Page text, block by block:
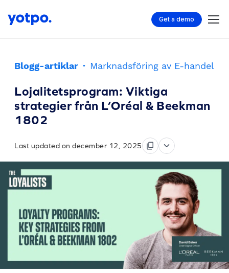
Get a demo
Blogg-artiklar · Marknadsföring av E-handel
Lojalitetsprogram: Viktiga
strategier från L’Oréal & Beekman
1802
Last updated on december 12, 2025